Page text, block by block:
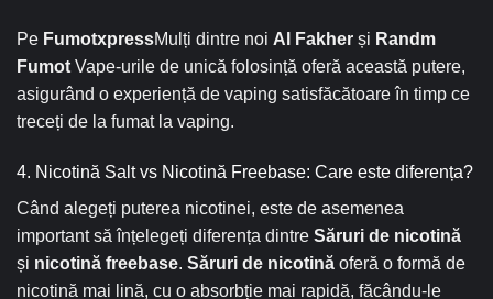
Pe FumotxpressMulți dintre noi Al Fakher și Randm
Fumot Vape-urile de unică folosință oferă această putere,
asigurând o experiență de vaping satisfăcătoare în timp ce
treceți de la fumat la vaping.
4. Nicotină Salt vs Nicotină Freebase: Care este diferența?
Când alegeți puterea nicotinei, este de asemenea
important să înțelegeți diferența dintre Săruri de nicotină
și nicotină freebase. Săruri de nicotină oferă o formă de
nicotină mai lină, cu o absorbție mai rapidă, făcându-le